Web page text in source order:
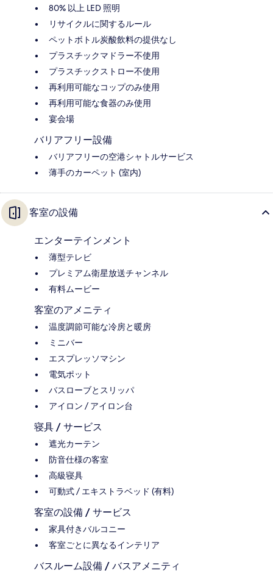
80% 以上 LED 照明
リサイクルに関するルール
ペットボトル炭酸飲料の提供なし
プラスチックマドラー不使用
プラスチックストロー不使用
再利用可能なコップのみ使用
再利用可能な食器のみ使用
宴会場
バリアフリー設備
バリアフリーの空港シャトルサービス
薄手のカーペット (室内)
客室の設備
エンターテインメント
薄型テレビ
プレミアム衛星放送チャンネル
有料ムービー
客室のアメニティ
温度調節可能な冷房と暖房
ミニバー
エスプレッソマシン
電気ポット
バスローブとスリッパ
アイロン / アイロン台
寝具 / サービス
遮光カーテン
防音仕様の客室
高級寝具
可動式 / エキストラベッド (有料)
客室の設備 / サービス
家具付きバルコニー
客室ごとに異なるインテリア
バスルーム設備 / バスアメニティ